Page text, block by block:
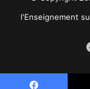
l'Enseignement